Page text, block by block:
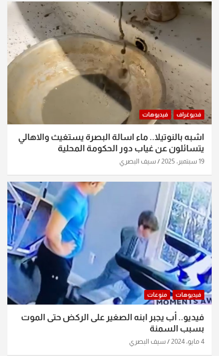
فديوغراف فيديوهات
اشبه بالنوتيلا.. ماء اسالة البصرة يستغيث والاهالي
يتسائلون عن غياب دور الحكومة المحلية
19 سبتمبر، 2025 سيف البصري
فيديوهات منوعات
فيديو.. أب يجبر ابنه الصغير على الركض حتى الموت
بسبب السمنة
4 مايو، 2024 سيف البصري